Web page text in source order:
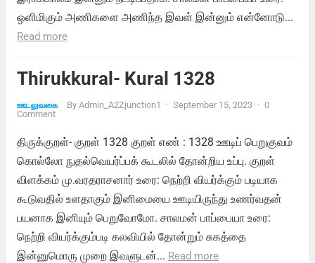
ஒளிமிகும் அணிகளை அணிந்த இவள் இன்னும் என்னோடு...
Read more
Thirukkural- Kural 1328
ஊடலுவகை By Admin_A2Zjunction1 · September 15, 2023 · 0
Comment
திருக்குறள்- குறள் 1328 குறள் எண் : 1328 ஊடிப் பெறுகுவம்
கொல்லோ நுதல்வெயர்ப்பக் கூடலில் தோன்றிய உப்பு. குறள்
விளக்கம் மு.வரதராசனார் உரை: நெற்றி வியர்க்கும் படியாக
கூடுவதில் உளதாகும் இனிமையை ஊடியிருந்து உணர்வதன்
பயனாக இனியும் பெறுவோமோ. சாலமன் பாப்பையா உரை:
நெற்றி வியர்க்கும்படி கலவியில் தோன்றும் சுகத்தை
இன்னுமொரு முறை இவளுடன்... Read more